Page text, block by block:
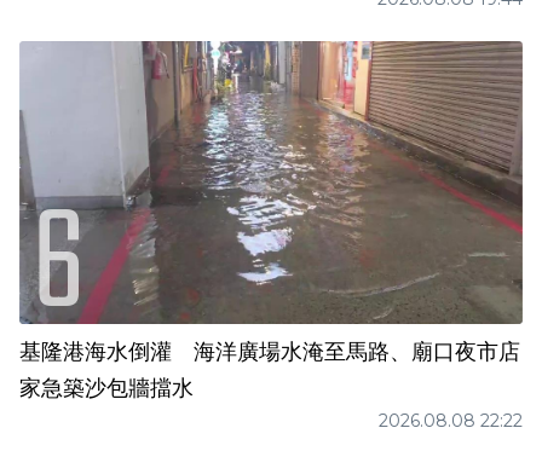
基隆港海水倒灌 海洋廣場水淹至馬路、廟口夜市店
家急築沙包牆擋水
2026.08.08 22:22